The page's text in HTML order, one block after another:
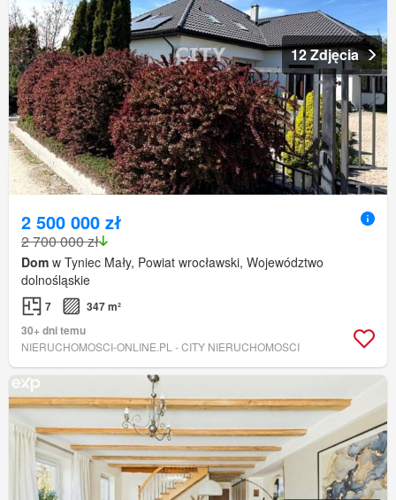
12 Zdjęcia
2 500 000 zł
2 700 000 zł
Dom w Tyniec Mały, Powiat wrocławski, Województwo
dolnośląskie
7
347 m²
30+ dni temu
NIERUCHOMOSCI-ONLINE.PL - CITY NIERUCHOMOSCI